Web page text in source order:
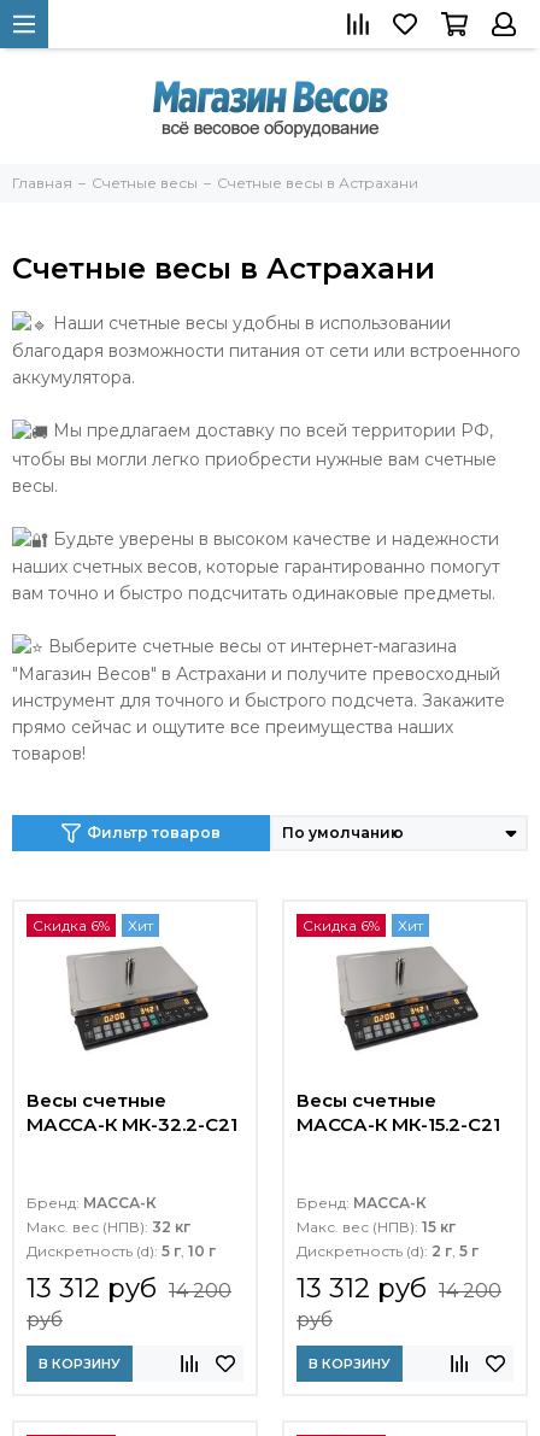
Главная Счетные весы Счетные весы в Астрахани
Счетные весы в Астрахани
Наши счетные весы удобны в использовании
благодаря возможности питания от сети или встроенного
аккумулятора.
Мы предлагаем доставку по всей территории РФ,
чтобы вы могли легко приобрести нужные вам счетные
весы.
Будьте уверены в высоком качестве и надежности
наших счетных весов, которые гарантированно помогут
вам точно и быстро подсчитать одинаковые предметы.
Выберите счетные весы от интернет-магазина
"Магазин Весов" в Астрахани и получите превосходный
инструмент для точного и быстрого подсчета. Закажите
прямо сейчас и ощутите все преимущества наших
товаров!
Фильтр товаров
Скидка 6% Хит
Весы счетные
МАССА-К МК-32.2-C21
Бренд: МАССА-К
Макс. вес (НПВ): 32 кг
Дискретность (d): 5 г, 10 г
13 312 руб 14 200
руб
В КОРЗИНУ
Скидка 6% Хит
Весы счетные
МАССА-К МК-15.2-C21
Бренд: МАССА-К
Макс. вес (НПВ): 15 кг
Дискретность (d): 2 г, 5 г
13 312 руб 14 200
руб
В КОРЗИНУ